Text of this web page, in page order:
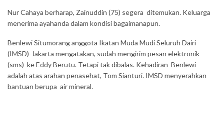
Nur Cahaya berharap, Zainuddin (75) segera ditemukan. Keluarga
menerima ayahanda dalam kondisi bagaimanapun.
Benlewi Situmorang anggota Ikatan Muda Mudi Seluruh Dairi
(IMSD)-Jakarta mengatakan, sudah mengirim pesan elektronik
(sms) ke Eddy Berutu. Tetapi tak dibalas. Kehadiran Benlewi
adalah atas arahan penasehat, Tom Sianturi. IMSD menyerahkan
bantuan berupa air mineral.